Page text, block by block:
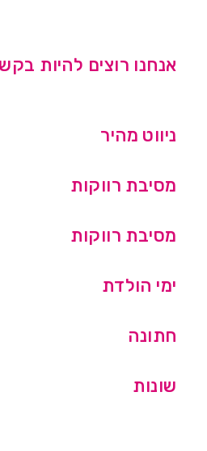
אנחנו רוצים להיות
ניווט מהיר
מסיבת רווקות
מסיבת רווקות
ימי הולדת
חתונה
שונות